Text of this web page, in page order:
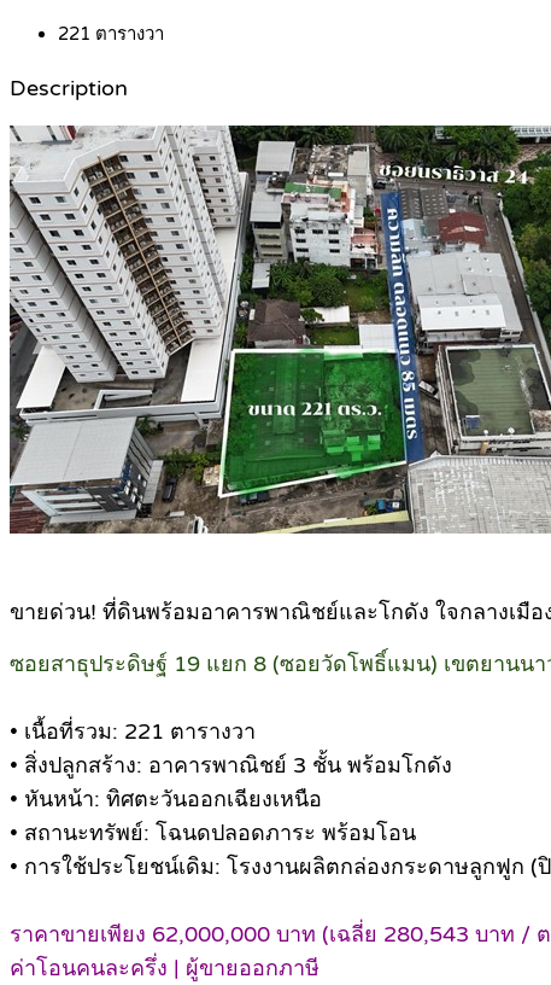
221 ตารางวา
Description
ขายด่วน! ที่ดินพร้อมอาคารพาณิชย์และโกดัง ใจกลางเมือ
ซอยสาธุประดิษฐ์ 19 แยก 8 (ซอยวัดโพธิ์แมน) เขตยานนา
• เนื้อที่รวม: 221 ตารางวา
• สิ่งปลูกสร้าง: อาคารพาณิชย์ 3 ชั้น พร้อมโกดัง
• หันหน้า: ทิศตะวันออกเฉียงเหนือ
• สถานะทรัพย์: โฉนดปลอดภาระ พร้อมโอน
• การใช้ประโยชน์เดิม: โรงงานผลิตกล่องกระดาษลูกฟูก (
ราคาขายเพียง 62,000,000 บาท (เฉลี่ย 280,543 บาท /
ค่าโอนคนละครึ่ง | ผู้ขายออกภาษี